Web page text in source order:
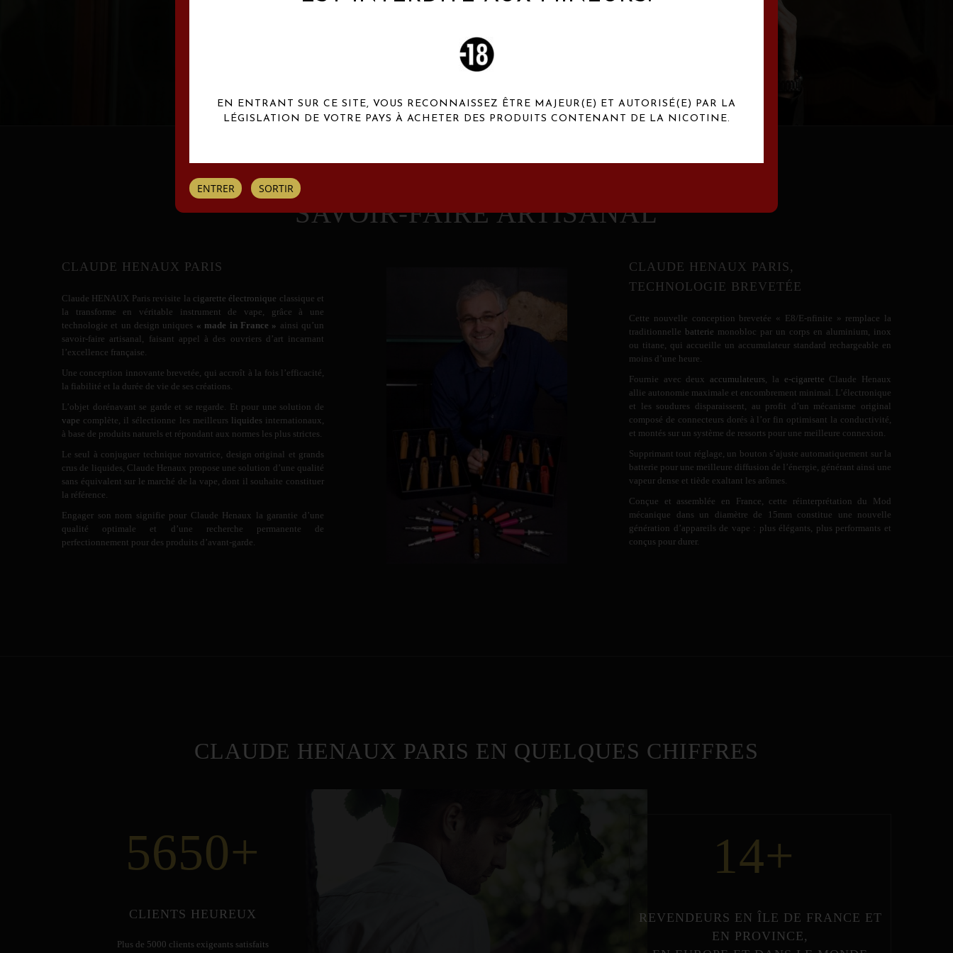
SAVOIR-FAIRE ARTISANAL
CLAUDE HENAUX PARIS
Claude HENAUX Paris revisite la cigarette électronique classique et
la transforme en véritable instrument de vape, grâce à une
technologie et un design uniques « made in France » ainsi qu’un
savoir-faire artisanal, faisant appel à des ouvriers d’art incarnant
l’excellence française.
Une conception innovante brevetée, qui accroît à la fois l’efficacité,
la fiabilité et la durée de vie de ses créations.
L’objet dorénavant se garde et se regarde. Et pour une solution de
vape complète, il sélectionne les meilleurs liquidesinternationaux,
à base de produits naturels et répondant aux normes les plus strictes.
Le seul à conjuguer technique novatrice, design original et grands
crus de liquides, Claude Henaux propose une solution d’une qualité
sans équivalent sur le marché de la vape, dont il souhaite constituer
la référence.
Engager son nom signifie pour Claude Henaux la garantie d’une
qualité optimale et d’une recherche permanente de
perfectionnement pour des produits d’avant-garde.
CLAUDE HENAUX PARIS,
TECHNOLOGIE BREVETÉE
Cette nouvelle conception brevetée « E8/E-nfinite » remplace la
traditionnelle batterie monobloc par un corps en aluminium, inox
ou titane, qui accueille un accumulateur standard rechargeable en
moins d’une heure.
Fournie avec deux accumulateurs , la e-cigarette Claude Henaux
allie autonomie maximale et encombrement minimal. L’électronique
et les soudures disparaissent, au profit d’un mécanisme original
composé de connecteurs dorés à l’or fin optimisant la conductivité,
et montés sur un système de ressorts pour une meilleure connexion.
Supprimant tout réglage, un bouton s’ajuste automatiquement sur la
batterie pour une meilleure diffusion de l’énergie, générant ainsi une
vapeur dense et tiède exaltant les arômes.
Conçue et assemblée en France, cette réinterprétation du Mod
mécanique dans un diamètre de 15mm constitue une nouvelle
génération d’appareils de vape : plus élégants, plus performants et
conçus pour durer.
CLAUDE HENAUX PARIS EN QUELQUES CHIFFRES
5650+
CLIENTS HEUREUX
Plus de 5000 clients exigeants satisfaits
14+
REVENDEURS EN ÎLE DE FRANCE ET
EN PROVINCE,
EN ENTRANT SUR CE SITE, VOUS RECONNAISSEZ ÊTRE MAJEUR(E) ET AUTORISÉ(E) PAR LA
LÉGISLATION DE VOTRE PAYS À ACHETER DES PRODUITS CONTENANT DE LA NICOTINE.
ENTRER SORTIR